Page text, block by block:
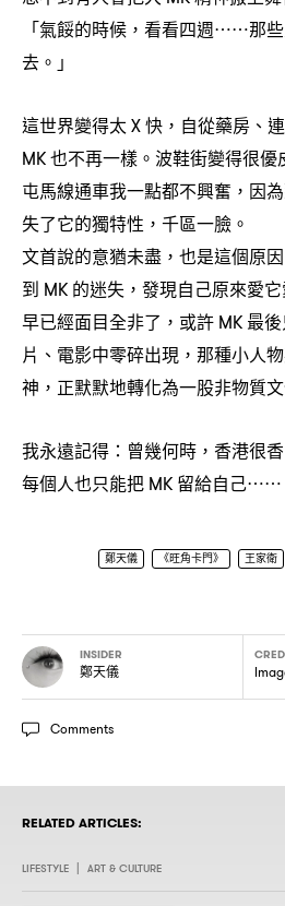
「氣餒的時候 ， 看看四週⋯⋯那
去。」
這世界變得太 X快 ， 自從藥房、
MK也不再一樣。波鞋街變得很優
屯馬線通車我一點都不興奮 ， 因
失了它的獨特性 ， 千區一臉。
文首說的意猶未盡 ， 也是這個原
到 MK 的迷失 ， 發現自己原來愛
早已經面目全非了 ， 或許 MK 最
片、電影中零碎出現 ， 那種小人
神 ， 正默默地轉化為一股非物質
我永遠記得 ： 曾幾何時 ， 香港很
每個人也只能把 MK 留給自己⋯⋯
鄭天儀 《旺角卡門》 王家衛
INSIDER
鄭天儀
Comments
RELATED ARTICLES:
LIFESTYLE ART & CULTURE